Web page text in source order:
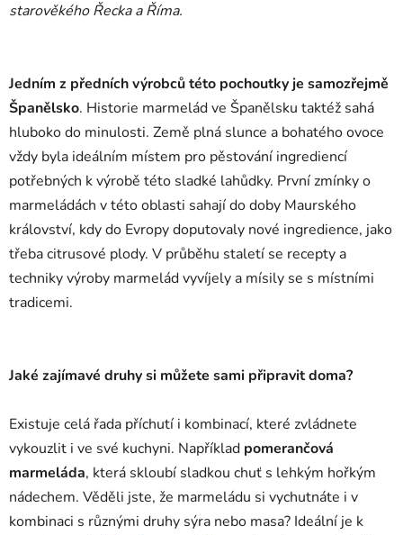
starověkého Řecka a Říma.
Jedním z předních výrobců této pochoutky je samozřejmě
Španělsko. Historie marmelád ve Španělsku taktéž sahá
hluboko do minulosti. Země plná slunce a bohatého ovoce
vždy byla ideálním místem pro pěstování ingrediencí
potřebných k výrobě této sladké lahůdky. První zmínky o
marmeládách v této oblasti sahají do doby Maurského
království, kdy do Evropy doputovaly nové ingredience, jako
třeba citrusové plody. V průběhu staletí se recepty a
techniky výroby marmelád vyvíjely a mísily se s místními
tradicemi.
Jaké zajímavé druhy si můžete sami připravit doma?
Existuje celá řada příchutí i kombinací, které zvládnete
vykouzlit i ve své kuchyni. Například pomerančová
marmeláda, která skloubí sladkou chuť s lehkým hořkým
nádechem. Věděli jste, že marmeládu si vychutnáte i v
kombinaci s různými druhy sýra nebo masa? Ideální je k